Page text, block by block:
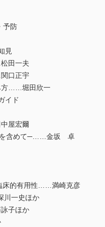
予防
見
田一夫
口正宇
方……堀田欣一
イド
屋宏爾
を含めて─……金坂 卓
床的有用性……満崎克彦
一史ほか
子ほか